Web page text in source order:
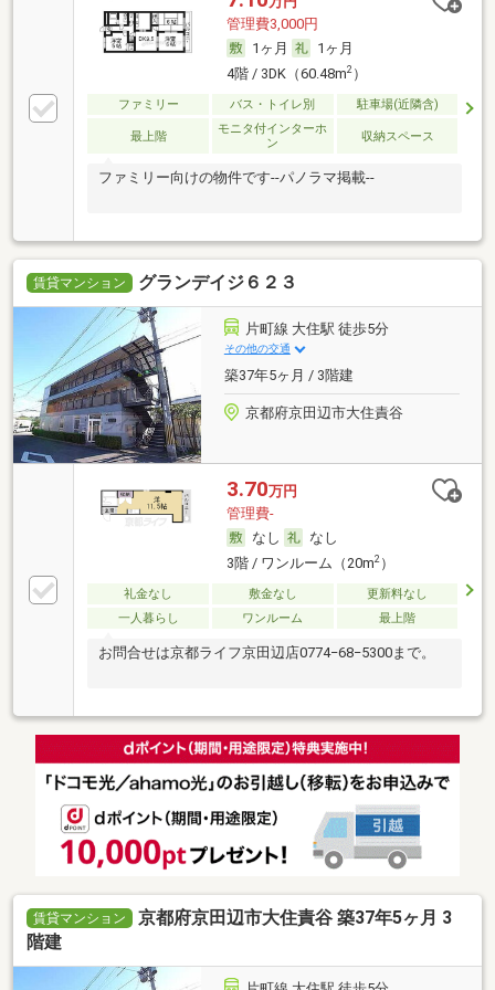
管理費3,000円
1ヶ月
1ヶ月
4階 / 3DK（60.48m2）
ファミリー バス・トイレ別 駐車場(近隣含)
最上階
モニタ付インターホ
ン
収納スペース
ファミリー向けの物件です--パノラマ掲載--
賃貸マンション グランデイジ６２３
片町線 大住駅 徒歩5分
その他の交通
築37年5ヶ月 / 3階建
京都府京田辺市大住責谷
3.70万円
管理費-
なし
なし
3階 / ワンルーム（20m2）
礼金なし 敷金なし
更新料なし
一人暮らし
ワンルーム 最上階
お問合せは京都ライフ京田辺店0774−68−5300まで。
賃貸マンション
京都府京田辺市大住責谷 築37年5ヶ月 3
階建